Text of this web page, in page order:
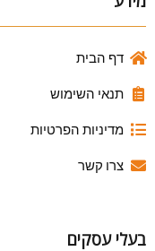
דף הבית
תנאי השימוש
מדיניות הפרטיות
צרו קשר
בעלי עסקים